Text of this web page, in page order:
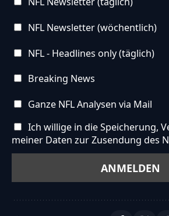
NFL Newsletter (wöchentlich)
NFL - Headlines only (täglich)
Breaking News
Ganze NFL Analysen via Mail
Ich willige in die Speicherung,
meiner Daten zur Zusendung des